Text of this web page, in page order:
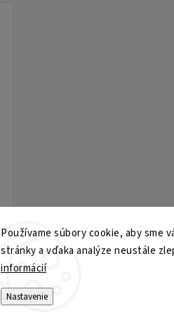
Používame súbory cookie, aby sme
stránky a vďaka analýze neustále
informácií
Nastavenie